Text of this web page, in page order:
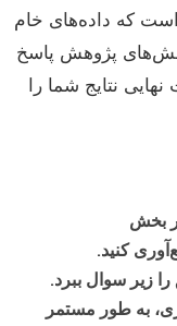
که داده‌های خام
پژوهش پاسخ
نتایج شما را
بخش
کنید.
زیر سوال ببرد.
به طور مستمر